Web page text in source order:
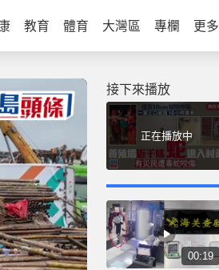
教育 體育 大灣區 專欄 更多
接下來播放
正在播放中
00:19